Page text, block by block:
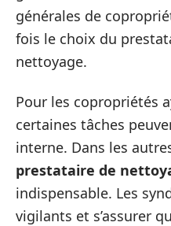
générales de
fois le choix du
nettoyage.
Pour les copropriétés
certaines tâches
interne. Dans les
prestataire de
indispensable. Les
vigilants et s’assurer